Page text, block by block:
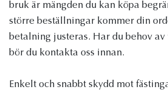
bruk är mängden du kan köpa
större beställningar kommer din
betalning justeras. Har du behov
bör du kontakta oss innan.
Enkelt och snabbt skydd mot